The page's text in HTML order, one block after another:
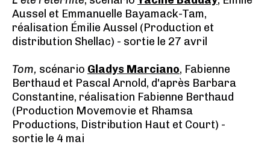
Aussel et Emmanuelle Bayamack-Tam,
réalisation Émilie Aussel (Production et
distribution Shellac) - sortie le 27 avril
Tom, scénario Gladys Marciano, Fabienne
Berthaud et Pascal Arnold, d'après Barbara
Constantine, réalisation Fabienne Berthaud
(Production Movemovie et Rhamsa
Productions, Distribution Haut et Court) -
sortie le 4 mai